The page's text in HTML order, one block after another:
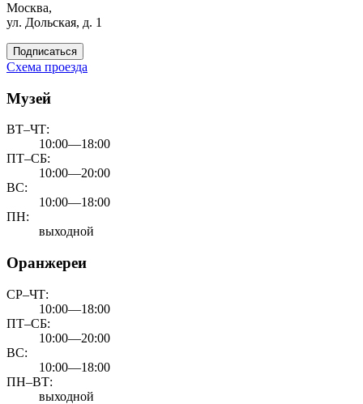
Москва,
ул. Дольская, д. 1
Подписаться
Схема проезда
Музей
ВТ–ЧТ:
10:00—18:00
ПТ–СБ:
10:00—20:00
ВС:
10:00—18:00
ПН:
выходной
Оранжереи
СР–ЧТ:
10:00—18:00
ПТ–СБ:
10:00—20:00
ВС:
10:00—18:00
ПН–ВТ:
выходной